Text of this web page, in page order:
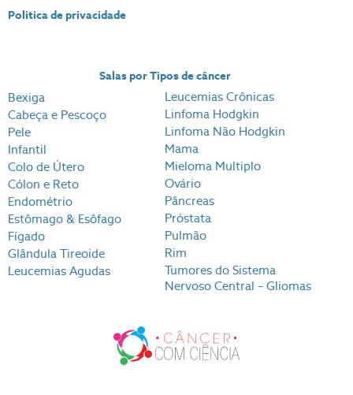
Politica de privacidade
Salas por Tipos de câncer
Bexiga
Cabeça e Pescoço
Pele
Infantil
Colo de Útero
Cólon e Reto
Endométrio
Estômago & Esôfago
Fígado
Glândula Tireoide
Leucemias Agudas
Leucemias Crônicas
Linfoma Hodgkin
Linfoma Não Hodgkin
Mama
Mieloma Multiplo
Ovário
Pâncreas
Próstata
Pulmão
Rim
Tumores do Sistema
Nervoso Central – Gliomas